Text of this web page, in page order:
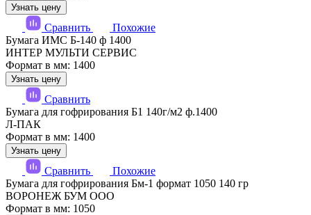
Узнать цену
Сравнить
Похожие
Бумага ИМС Б-140 ф 1400
ИНТЕР МУЛЬТИ СЕРВИС
Формат в мм: 1400
Узнать цену
Сравнить
Бумага для гофрирования Б1 140г/м2 ф.1400
Л-ПАК
Формат в мм: 1400
Узнать цену
Сравнить
Похожие
Бумага для гофрирования Бм-1 формат 1050 140 гр
ВОРОНЕЖ БУМ ООО
Формат в мм: 1050